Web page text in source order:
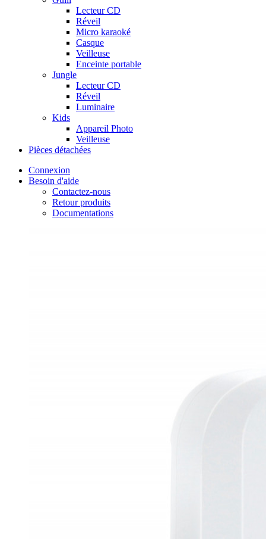
Lecteur CD
Réveil
Micro karaoké
Casque
Veilleuse
Enceinte portable
Jungle
Lecteur CD
Réveil
Luminaire
Kids
Appareil Photo
Veilleuse
Pièces détachées
Connexion
Besoin d'aide
Contactez-nous
Retour produits
Documentations